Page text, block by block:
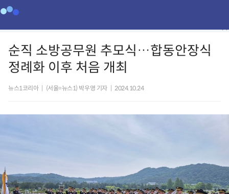
순직 소방공무원 추모식…합동안장식
정례화 이후 처음 개최
뉴스1코리아 (서울=뉴스1) 박우영 기자 2024.10.24